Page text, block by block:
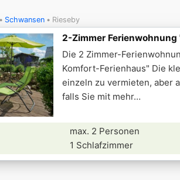
Schwansen Rieseby
2-Zimmer
Die 2 Zimmer-
Komfort-Ferienhaus" Die
einzeln zu vermieten, aber
falls Sie mit mehr
max. 2 Personen
1 Schlafzimmer